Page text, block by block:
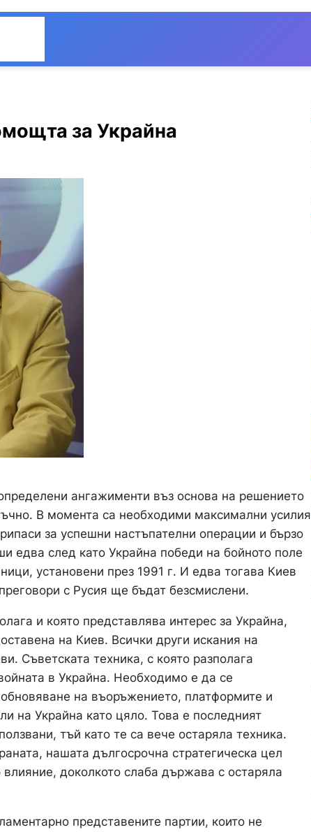
за Украйна
ангажименти въз основа на решението
В момента са необходими максимални усилия
за успешни настъпателни операции и бързо
едва след като Украйна победи на бойното поле
установени през 1991 г. И едва тогава Киев
с Русия ще бъдат безсмислени.
и която представлява интерес за Украйна,
на Киев. Всички други искания на
Съветската техника, с която разполага
в Украйна. Необходимо е да се
на въоръжението, платформите и
на Украйна като цяло. Това е последният
тъй като те са вече остаряла техника.
нашата дългосрочна стратегическа цел
доколкото слаба държава с остаряла
представените партии, които не